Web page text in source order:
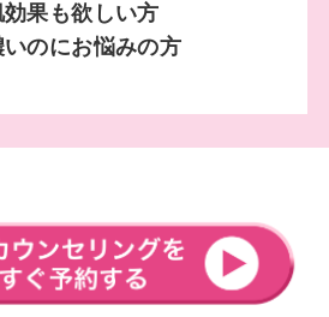
効果も欲しい方
のにお悩みの方